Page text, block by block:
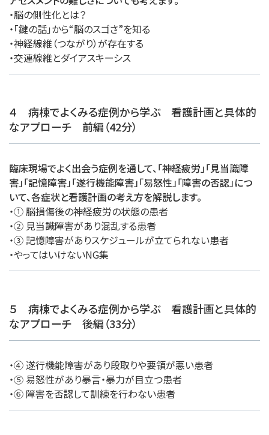
・脳の側性化とは？
・「鍵の話」から“脳のスゴさ”を知る
・神経線維（つながり）が存在する
・交連線維とダイアスキーシス
４ 病棟でよくみる症例から学ぶ 看護計画と具体的
なアプローチ 前編（42分）
臨床現場でよく出会う症例を通して、「神経疲労」「見当識障
害」「記憶障害」「遂行機能障害」「易怒性」「障害の否認」につ
いて、各症状と看護計画の考え方を解説します。
・① 脳損傷後の神経疲労の状態の患者
・② 見当識障害があり混乱する患者
・③ 記憶障害がありスケジュールが立てられない患者
・やってはいけないNG集
５ 病棟でよくみる症例から学ぶ 看護計画と具体的
なアプローチ 後編（33分）
・④ 遂行機能障害があり段取りや要領が悪い患者
・⑤ 易怒性があり暴言・暴力が目立つ患者
・⑥ 障害を否認して訓練を行わない患者